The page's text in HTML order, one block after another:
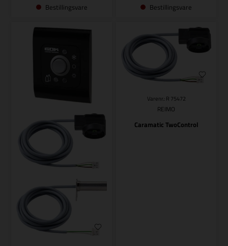
Bestillingsvare Bestillingsvare
Varenr.: R 75472
REIMO
Caramatic TwoControl